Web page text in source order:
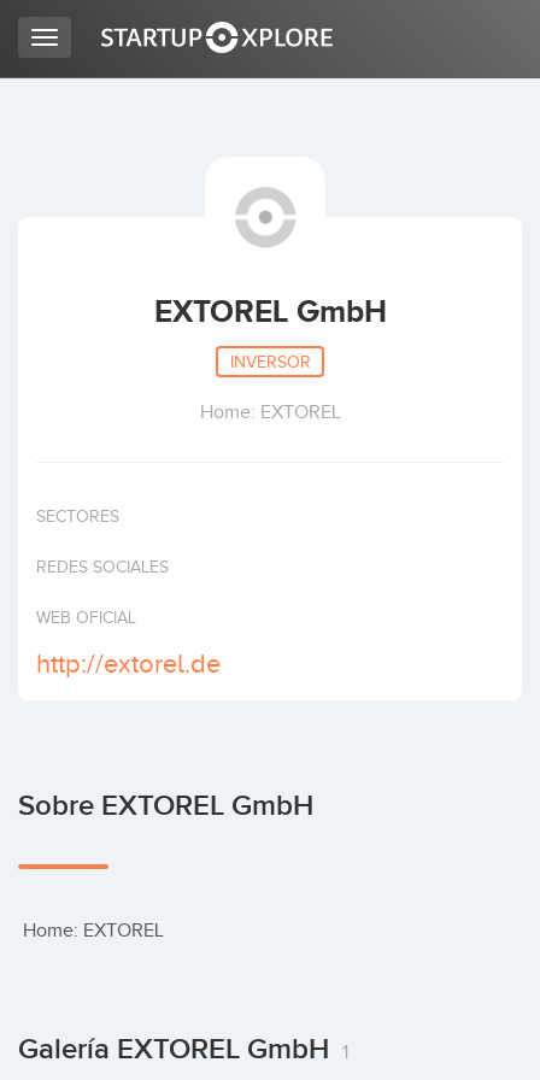
Invertir
Toggle
navigation
EXTOREL GmbH
INVERSOR
Home: EXTOREL
SECTORES
REDES SOCIALES
WEB OFICIAL
http://extorel.de
Sobre EXTOREL GmbH
Home: EXTOREL
Galería EXTOREL GmbH 1